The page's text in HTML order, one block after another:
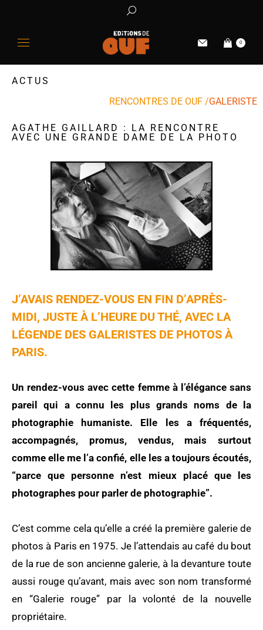
0
ACTUS
RENCONTRES DE OUF /GALERISTE
AGATHE GAILLARD : LA RENCONTRE
AVEC UNE GRANDE DAME DE LA PHOTO
J’AVAIS RENDEZ-VOUS EN FIN D’APRÈS-
MIDI, JUSTE À L’HEURE DU THÉ, AVEC LA
LÉGENDE DES GALERISTES DE PHOTOS À
PARIS.
Un rendez-vous avec cette femme à l’élégance sans
pareil qui a connu les plus grands noms de la
photographie humaniste. Elle les a fréquentés,
accompagnés, promus, vendus, mais surtout
comme elle me l’a confié, elle les a toujours écoutés,
“parce que personne n’est mieux placé que les
photographes pour parler de photographie”.
C’est comme cela qu’elle a créé la première galerie de
photos à Paris en 1975. Je l’attendais au café du bout
de la rue de son ancienne galerie, à la devanture toute
aussi rouge qu’avant, mais avec son nom transformé
en “Galerie rouge” par la volonté de la nouvelle
propriétaire.